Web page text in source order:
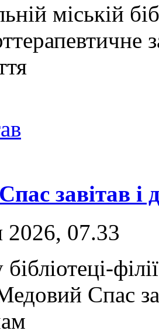
міській
завітав і
2026, 07.33
бібліотеці-
Спас